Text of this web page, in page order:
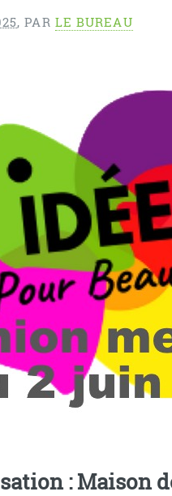
,PAR LE BUREAU
: Maison